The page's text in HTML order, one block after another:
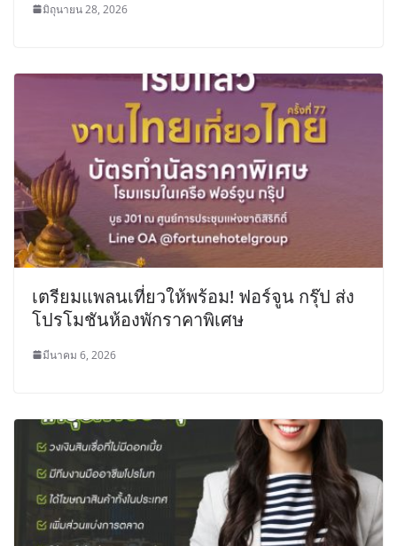
มิถุนายน 28, 2026
เตรียมแพลนเที่ยวให้พร้อม! ฟอร์จูน กรุ๊ป ส่ง
โปรโมชันห้องพักราคาพิเศษ
มีนาคม 6, 2026